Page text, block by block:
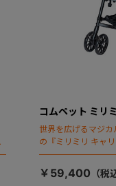
コムペット ミリ
世界を広げるマジ
の『ミリミリ キャ
場！
￥59,400